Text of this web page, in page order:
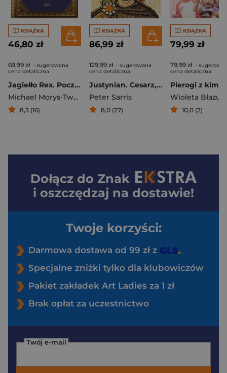
KSIĄŻKA
46,80 zł
69,99 zł - sugerowana
cena detaliczna
Jagiełło Rex. Początek dynastii
Michael Morys-Twarowski
8,3 (16)
KSIĄŻKA
86,99 zł
129,99 zł - sugerowana
cena detaliczna
Justynian. Cesarz, żołnierz, święty
Peter Sarris
8,0 (27)
KSIĄŻKA
79,99 zł
79,99 zł -
cena detaliczna
Wioleta
10,0 (2)
Dołącz do Znak
i oszczędzaj na dostawie!
Twoje korzyści:
Darmowa dostawa od 99 zł z
Specjalne zniżki tylko dla klubowiczów
Pakiet zakładek Art Ladies za 1 zł
Brak opłat za uczestnictwo
Twój e-mail